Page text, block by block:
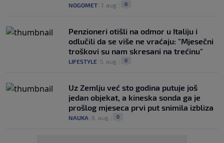
NOGOMET 7. aug. 0
Penzioneri otišli na odmor u Italiju i
odlučili da se više ne vraćaju: "Mjesečni
troškovi su nam skresani na trećinu"
LIFESTYLE 5. aug. 0
Uz Zemlju već sto godina putuje još
jedan objekat, a kineska sonda ga je
prošlog mjeseca prvi put snimila izbliza
NAUKA 6. aug. 0